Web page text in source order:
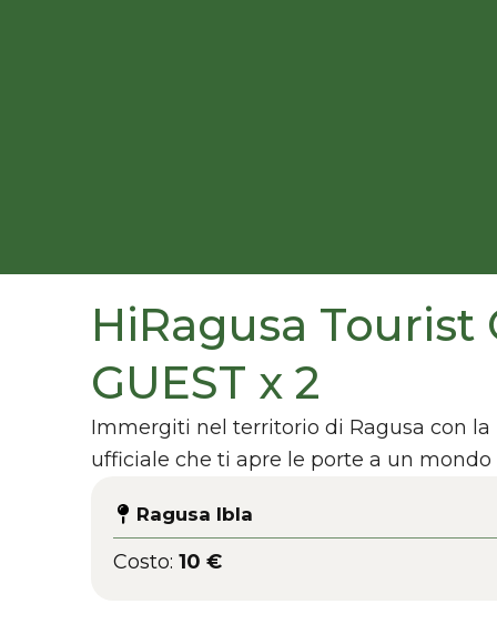
HiRagusa Tourist
GUEST x 2
Immergiti nel territorio di Ragusa con la
ufficiale che ti apre le porte a un mondo
Ragusa Ibla
Costo: 10 €